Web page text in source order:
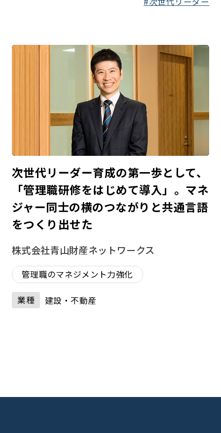
次世代リーダー育成の第一歩として、
「管理職研修をはじめて導入」。マネ
ジャー同士の横のつながりと共通言語
をつくり出せた
株式会社青山財産ネットワークス
管理職のマネジメント力強化
業種 建設・不動産